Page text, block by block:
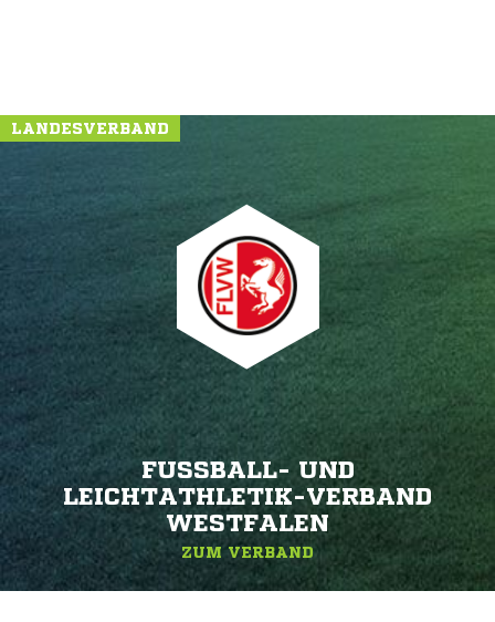
LANDESVERBAND
FUSSBALL- UND L
EICHTATHLETIK-VERBAND W
ESTFALEN
ZUM VERBAND